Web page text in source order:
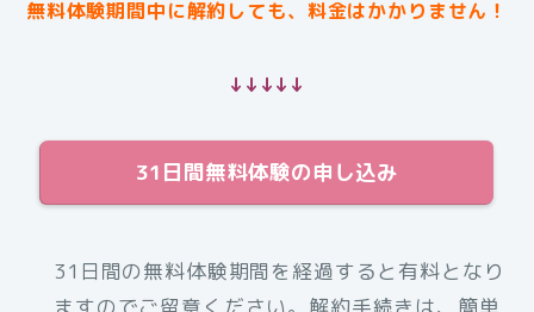
無料体験期間中に解約しても、料金はかかりません！
↓↓↓↓↓
31日間無料体験の申し込み
31日間の無料体験期間を経過すると有料となり
ますのでご留意ください。解約手続きは、簡単